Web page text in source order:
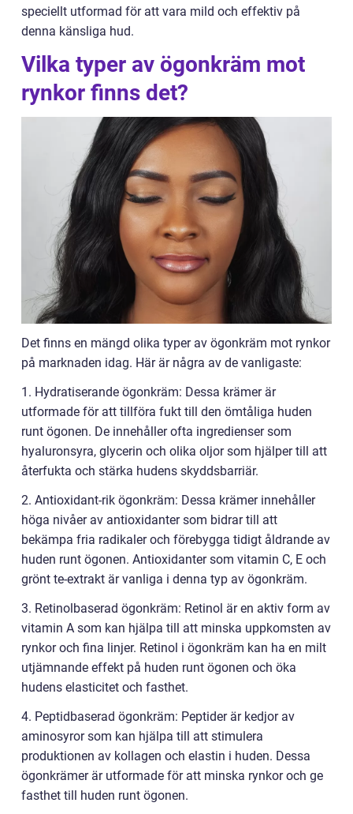
speciellt utformad för att vara mild och effektiv på
denna känsliga hud.
Vilka typer av ögonkräm mot
rynkor finns det?
Det finns en mängd olika typer av ögonkräm mot rynkor
på marknaden idag. Här är några av de vanligaste:
1. Hydratiserande ögonkräm: Dessa krämer är
utformade för att tillföra fukt till den ömtåliga huden
runt ögonen. De innehåller ofta ingredienser som
hyaluronsyra, glycerin och olika oljor som hjälper till att
återfukta och stärka hudens skyddsbarriär.
2. Antioxidant-rik ögonkräm: Dessa krämer innehåller
höga nivåer av antioxidanter som bidrar till att
bekämpa fria radikaler och förebygga tidigt åldrande av
huden runt ögonen. Antioxidanter som vitamin C, E och
grönt te-extrakt är vanliga i denna typ av ögonkräm.
3. Retinolbaserad ögonkräm: Retinol är en aktiv form av
vitamin A som kan hjälpa till att minska uppkomsten av
rynkor och fina linjer. Retinol i ögonkräm kan ha en milt
utjämnande effekt på huden runt ögonen och öka
hudens elasticitet och fasthet.
4. Peptidbaserad ögonkräm: Peptider är kedjor av
aminosyror som kan hjälpa till att stimulera
produktionen av kollagen och elastin i huden. Dessa
ögonkrämer är utformade för att minska rynkor och ge
fasthet till huden runt ögonen.